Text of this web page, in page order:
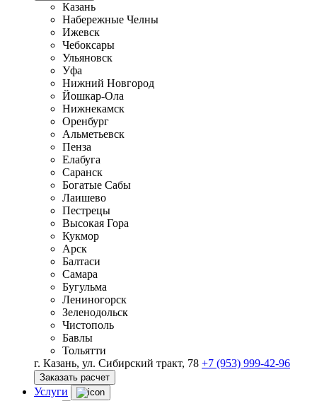
Казань
Набережные Челны
Ижевск
Чебоксары
Ульяновск
Уфа
Нижний Новгород
Йошкар-Ола
Нижнекамск
Оренбург
Альметьевск
Пенза
Елабуга
Саранск
Богатые Сабы
Лаишево
Пестрецы
Высокая Гора
Кукмор
Арск
Балтаси
Самара
Бугульма
Лениногорск
Зеленодольск
Чистополь
Бавлы
Тольятти
г. Казань, ул. Сибирский тракт, 78 +7 (953) 999-42-96
Заказать расчет
Услуги